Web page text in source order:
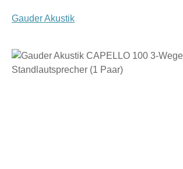
Gauder Akustik
Bildergalerie überspringen